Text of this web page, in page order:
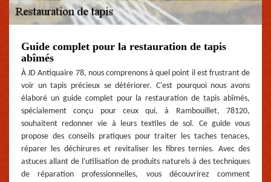
Guide complet pour la restauration de tapis
abîmés
À JD Antiquaire 78, nous comprenons à quel point il est frustrant de
voir un tapis précieux se détériorer. C'est pourquoi nous avons
élaboré un guide complet pour la restauration de tapis abîmés,
spécialement conçu pour ceux qui, à Rambouillet, 78120,
souhaitent redonner vie à leurs textiles de sol. Ce guide vous
propose des conseils pratiques pour traiter les taches tenaces,
réparer les déchirures et revitaliser les fibres ternies. Avec des
astuces allant de l'utilisation de produits naturels à des techniques
de réparation professionnelles, vous découvrirez comment